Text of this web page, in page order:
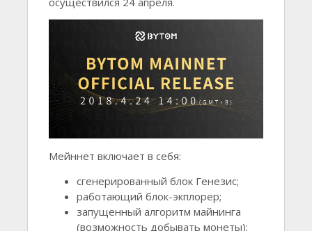
Мейннет включает в себя:
сгенерированный блок Генезис;
работающий блок-экплорер;
запущенный алгоритм майнинга
(возможность добывать монеты);